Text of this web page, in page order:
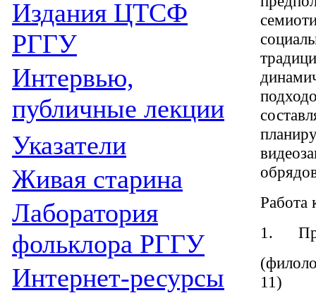
Издания ЦТСФ
РГГУ
Интервью,
публичные лекции
Указатели
Живая cтарина
Лаборатория
фольклора РГГУ
Интернет-ресурсы
Работа
1.
11)